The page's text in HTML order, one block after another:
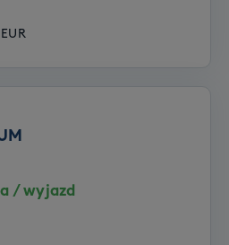
/ wyjazd